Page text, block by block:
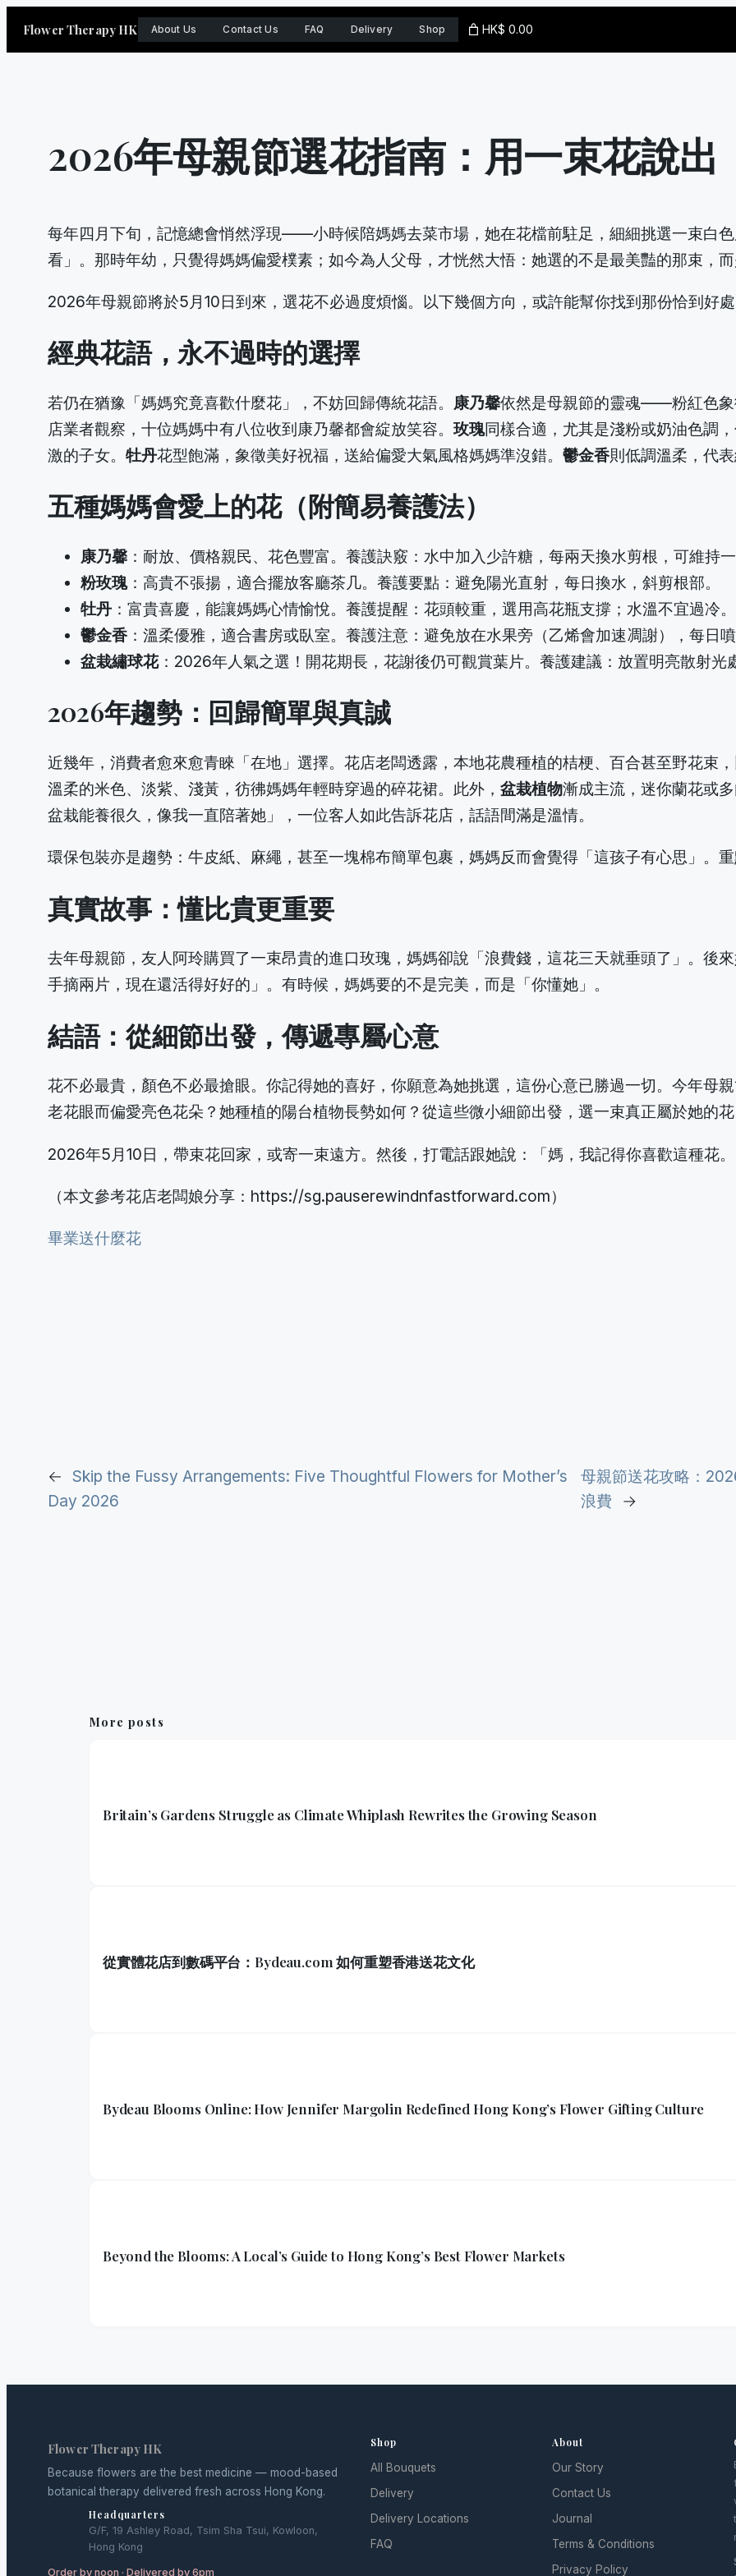
Flower Therapy HK About Us Contact Us FAQ Delivery Shop HK$ 0.00
2026年母親節選花指南：用一束花說出
每年四月下旬，記憶總會悄然浮現——小時候陪媽媽去菜市場，她在花檔前駐足，細細挑選一束白
看」。那時年幼，只覺得媽媽偏愛樸素；如今為人父母，才恍然大悟：她選的不是最美豔的那束，
2026年母親節將於5月10日到來，選花不必過度煩惱。以下幾個方向，或許能幫你找到那份恰到好
經典花語，永不過時的選擇
若仍在猶豫「媽媽究竟喜歡什麼花」，不妨回歸傳統花語。 康乃馨依然是母親節的靈魂——粉紅色象
店業者觀察，十位媽媽中有八位收到康乃馨都會綻放笑容。 玫瑰同樣合適，尤其是淺粉或奶油色調
激的子女。 牡丹花型飽滿，象徵美好祝福，送給偏愛大氣風格媽媽準沒錯。 鬱金香則低調溫柔，代
五種媽媽會愛上的花（附簡易養護法）
康乃馨 ：耐放、價格親民、花色豐富。養護訣竅：水中加入少許糖，每兩天換水剪根，可維持
粉玫瑰：高貴不張揚，適合擺放客廳茶几。養護要點：避免陽光直射，每日換水，斜剪根部。
牡丹 ：富貴喜慶，能讓媽媽心情愉悅。養護提醒：花頭較重，選用高花瓶支撐；水溫不宜過冷。
鬱金香：溫柔優雅，適合書房或臥室。養護注意：避免放在水果旁（乙烯會加速凋謝），每日
盆栽繡球花：2026年人氣之選！開花期長，花謝後仍可觀賞葉片。養護建議：放置明亮散射光
2026年趨勢：回歸簡單與真誠
近幾年，消費者愈來愈青睞「在地」選擇。花店老闆透露，本地花農種植的桔梗、百合甚至野花束
溫柔的米色、淡紫、淺黃，彷彿媽媽年輕時穿過的碎花裙。此外， 盆栽植物漸成主流，迷你蘭花或
盆栽能養很久，像我一直陪著她」，一位客人如此告訴花店，話語間滿是溫情。
環保包裝亦是趨勢：牛皮紙、麻繩，甚至一塊棉布簡單包裹，媽媽反而會覺得「這孩子有心思」。
真實故事：懂比貴更重要
去年母親節，友人阿玲購買了一束昂貴的進口玫瑰，媽媽卻說「浪費錢，這花三天就垂頭了」。後
手摘兩片，現在還活得好好的」。有時候，媽媽要的不是完美，而是「你懂她」。
結語：從細節出發，傳遞專屬心意
花不必最貴，顏色不必最搶眼。你記得她的喜好，你願意為她挑選，這份心意已勝過一切。今年
老花眼而偏愛亮色花朵？她種植的陽台植物長勢如何？從這些微小細節出發，選一束真正屬於她的
2026年5月10日，帶束花回家，或寄一束遠方。然後，打電話跟她說：「媽，我記得你喜歡這種花
（本文參考花店老闆娘分享：https://sg.pauserewindnfastforward.com）
畢業送什麼花
← Skip the Fussy Arrangements: Five Thoughtful Flowers for Mother’s
Day 2026
母親節送花攻略：
浪費
→
More posts
Britain’s Gardens Struggle as Climate Whiplash Rewrites the Growing Season
從實體花店到數碼平台：Bydeau.com 如何重塑香港送花文化
Bydeau Blooms Online: How Jennifer Margolin Redefined Hong Kong’s Flower Gifting Culture
Beyond the Blooms: A Local’s Guide to Hong Kong’s Best Flower Markets
Flower Therapy HK
Because flowers are the best medicine — mood-based
botanical therapy delivered fresh across Hong Kong.
Headquarters
G/F, 19 Ashley Road, Tsim Sha Tsui, Kowloon,
Hong Kong
Order by noon · Delivered by 6pm
Shop
All Bouquets
Delivery
Delivery Locations
FAQ
About
Our Story
Contact Us
Journal
Terms & Conditions
Privacy Policy